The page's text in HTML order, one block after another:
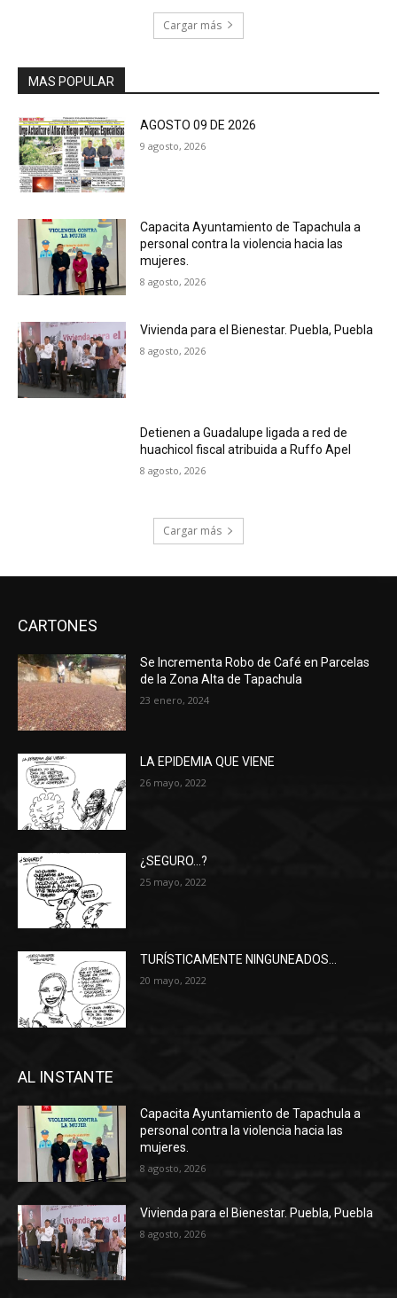
Cargar más
MAS POPULAR
AGOSTO 09 DE 2026
9 agosto, 2026
Capacita Ayuntamiento de Tapachula a
personal contra la violencia hacia las
mujeres.
8 agosto, 2026
Vivienda para el Bienestar. Puebla, Puebla
8 agosto, 2026
Detienen a Guadalupe ligada a red de
huachicol fiscal atribuida a Ruffo Apel
8 agosto, 2026
Cargar más
CARTONES
Se Incrementa Robo de Café en Parcelas
de la Zona Alta de Tapachula
23 enero, 2024
LA EPIDEMIA QUE VIENE
26 mayo, 2022
¿SEGURO…?
25 mayo, 2022
TURÍSTICAMENTE NINGUNEADOS…
20 mayo, 2022
AL INSTANTE
Capacita Ayuntamiento de Tapachula a
personal contra la violencia hacia las
mujeres.
8 agosto, 2026
Vivienda para el Bienestar. Puebla, Puebla
8 agosto, 2026